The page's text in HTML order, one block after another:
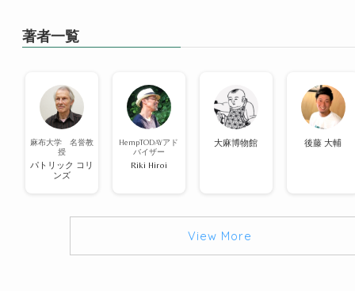
著者一覧
麻布大学 名誉教
授
パトリック コリ
ンズ
HempTODAYアド
バイザー
Riki Hiroi
大麻博物館 後藤 大輔
View More